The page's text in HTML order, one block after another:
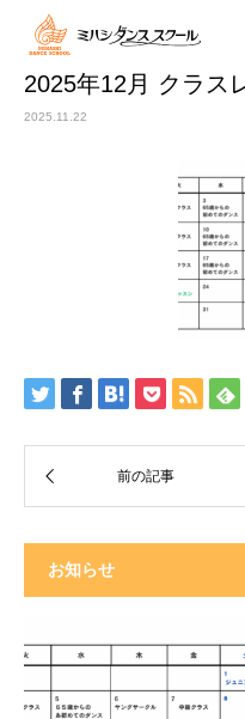
2025年12月 クラス
2025.11.22
お知らせ